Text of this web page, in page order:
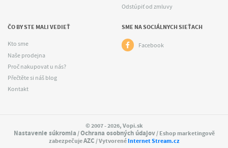
Odstúpiť od zmluvy
ČO BY STE MALI VEDIEŤ
Kto sme
Naše prodejna
Proč nakupovat u nás?
Přečtěte si náš blog
Kontakt
SME NA SOCIÁLNYCH SIEŤACH
Facebook
© 2007 - 2026, Vopi.sk
Nastavenie súkromia/Ochrana osobných údajov/ Eshop marketingově
zabezpečujeAZC/ VytvorenéInternet Stream.cz